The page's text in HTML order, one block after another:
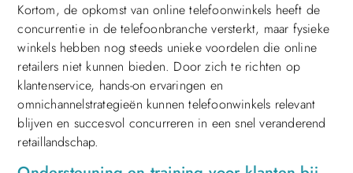
Kortom, de opkomst van online telefoonwinkels heeft de
concurrentie in de telefoonbranche versterkt, maar fysieke
winkels hebben nog steeds unieke voordelen die online
retailers niet kunnen bieden. Door zich te richten op
klantenservice, hands-on ervaringen en
omnichannelstrategieën kunnen telefoonwinkels relevant
blijven en succesvol concurreren in een snel veranderend
retaillandschap.